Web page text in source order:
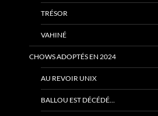
TRÉSOR
VAHINÉ
CHOWS ADOPTÉS EN 2024
AU REVOIR UNIX
BALLOU EST DÉCÉDÉ…